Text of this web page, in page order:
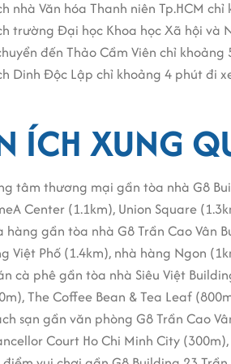
nhà đảm bảo an toàn với hệ thống
yếu tố khác.
nhà được trang bị hệ thống máy
khi có sự cố mất điện.
và dịch vụ văn phòng tại
nhà tự hào có ban quản lý chuyên
Cao Vân Building an ninh, nhân
chờ và tiếp tân rộng lớn, sang
lễ tân chuyên nghiệp, thân thiện
đậu xe rộng rãi, tòa nhà đảm bảo
để đảm bảo an toàn cho phương
nhà hỗ trợ dịch vụ vệ sinh chuyên
nhà Văn hóa Thanh niên Tp.HCM
trường Đại học Khoa học Xã hội và
đến Thảo Cầm Viên chỉ khoảng
Dinh Độc Lập chỉ khoảng 4 phút đi
ÍCH XUNG
tâm thương mại gần tòa nhà G8
Center (1.1km), Union Square
hàng gần tòa nhà G8 Trần Cao Vân
Việt Phố (1.4km), nhà hàng Ngon
cà phê gần tòa nhà Siêu Việt
The Coffee Bean & Tea Leaf
sạn gần văn phòng G8 Trần Cao
Court Ho Chi Minh City